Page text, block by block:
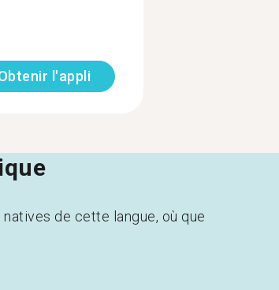
l'appli
de cette langue, où que